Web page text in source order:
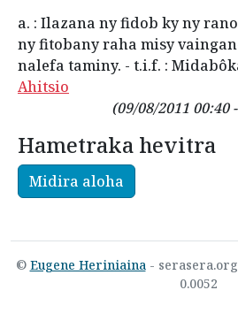
a. : Ilazana ny fidob ky ny
ny fitobany raha misy
nalefa taminy. - t.i.f. :
Ahitsio
(09/08/2011
Hametraka hevitra
Midira aloha
© Eugene Heriniaina- serasera.org
0.0052